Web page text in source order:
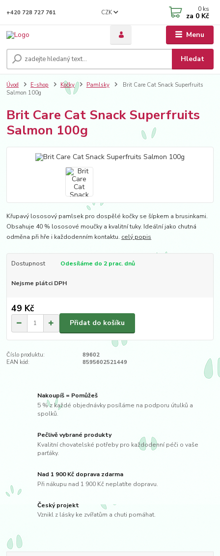
Menu
CZK
Hledat
+420 728 727 761 0 ks
za 0 Kč
Úvod E-shop Kočky Pamlsky
Brit Care Cat Snack Superfruits
Salmon 100g
Brit Care Cat Snack Superfruits
Salmon 100g
Křupavý lososový pamlsek pro dospělé kočky se šípkem a brusinkami.
Obsahuje 40 % lososové moučky a kvalitní tuky. Ideální jako chutná
odměna při hře i každodenním kontaktu. celý popis
Dostupnost Odesíláme do 2 prac. dnů
Nejsme plátci DPH
49 Kč
Přidat do košíku
Číslo produktu:
89602
EAN kód:
8595602521449
Nakoupíš = Pomůžeš
5 % z každé objednávky posíláme na podporu útulků a
spolků.
Pečlivě vybrané produkty
Kvalitní chovatelské potřeby pro každodenní péči o vaše
parťáky.
Nad 1 900 Kč doprava zdarma
Při nákupu nad 1 900 Kč neplatíte dopravu.
Český projekt
Vznikl z lásky ke zvířatům a chuti pomáhat.